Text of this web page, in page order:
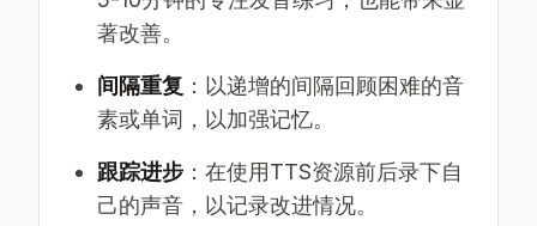
著改善。
间隔重复 ：以递增的间隔回顾困难的音
素或单词，以加强记忆。
跟踪进步 ：在使用TTS资源前后录下自
己的声音，以记录改进情况。